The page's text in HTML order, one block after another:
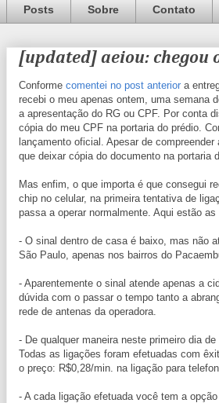
Posts Sobre Contato
[updated] aeiou: chegou
Conforme comentei no post anterior a
recebi o meu apenas ontem, uma semana
a apresentação do RG ou CPF. Por conta
cópia do meu CPF na portaria do prédio.
lançamento oficial. Apesar de
que deixar cópia do documento na portaria
Mas enfim, o que importa é que consegui
chip no celular, na primeira tentativa de
passa a operar normalmente. Aqui estão
- O sinal dentro de casa é baixo, mas não
São Paulo, apenas nos bairros do
- Aparentemente o sinal atende apenas a
dúvida com o passar o tempo tanto a
rede de antenas da operadora.
- De qualquer maneira neste primeiro dia
Todas as ligações foram efetuadas com
o preço: R$0,28/min. na ligação para
- A cada ligação efetuada você tem a